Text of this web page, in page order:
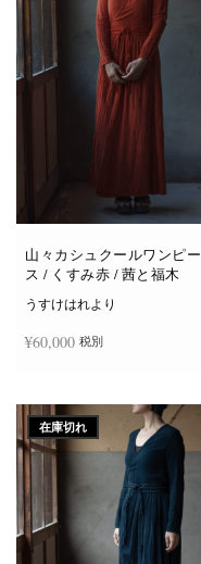
山々カシュクールワンピー
ス / くすみ赤 / 茜と福木
うすけはれより
¥60,000 税別
在庫切れ